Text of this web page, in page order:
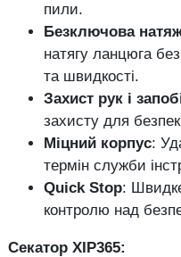
пили.
Безключова
натягу ланцюга
та швидкості.
Захист рук і
захисту для
Міцний корпус:
термін служби
Quick Stop:
контролю над
Секатор XIP365: